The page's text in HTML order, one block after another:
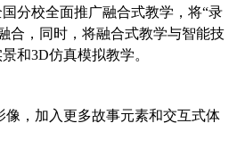
分校全面推广融合式教学，将“录
合，同时，将融合式教学与智能技
和3D仿真模拟教学。
像，加入更多故事元素和交互式体